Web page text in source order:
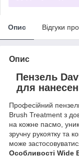
Опис Відгуки
Опис
Пензель
для
Професійний
Brush Treatment з
на кожне пасмо,
зручну рукоятку та
може
Особливості Wide